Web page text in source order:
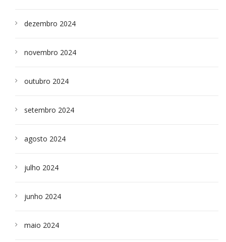
dezembro 2024
novembro 2024
outubro 2024
setembro 2024
agosto 2024
julho 2024
junho 2024
maio 2024